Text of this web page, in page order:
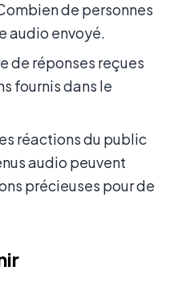
de personnes
audio envoyé.
de réponses reçues
fournis dans le
réactions du public
audio peuvent
précieuses pour de